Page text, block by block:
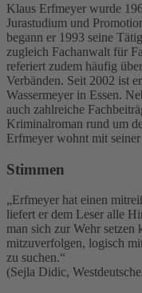
Klaus Erfmeyer wurde
Jurastudium und
begann er 1993 seine
zugleich Fachanwalt für
referiert zudem häufig
Verbänden. Seit 2002 ist
Wassermeyer in Essen.
auch zahlreiche
Kriminalroman rund um
Erfmeyer wohnt mit
Stimmen
„Erfmeyer hat einen
liefert er dem Leser alle
man sich zur Wehr setzen
mitzuverfolgen, logisch
zu suchen.“
(Sejla Didic,